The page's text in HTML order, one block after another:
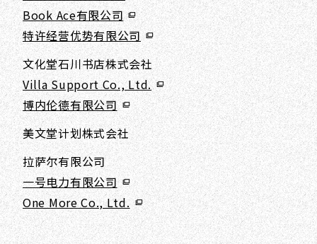
Book Ace有限公司
特许经营优势有限公司
文化堂石川书店株式会社
Villa Support Co., Ltd.
博内伦德有限公司
美文堂计划株式会社
拉萨尔有限公司
一号电力有限公司
One More Co., Ltd.